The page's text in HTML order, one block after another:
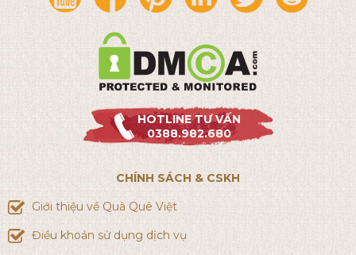
HOTLINE TƯ VẤN
0388.982.680
CHÍNH SÁCH & CSKH
Giới thiệu về Quà Quê Việt
Điều khoản sử dụng dịch vụ